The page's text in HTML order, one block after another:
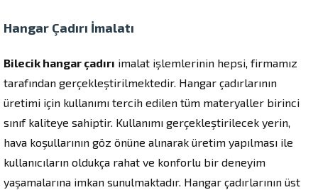
Hangar Çadırı İmalatı
Bilecik hangar çadırı imalat işlemlerinin hepsi, firmamız
tarafından gerçekleştirilmektedir. Hangar çadırlarının
üretimi için kullanımı tercih edilen tüm materyaller birinci
sınıf kaliteye sahiptir. Kullanımı gerçekleştirilecek yerin,
hava koşullarının göz önüne alınarak üretim yapılması ile
kullanıcıların oldukça rahat ve konforlu bir deneyim
yaşamalarına imkan sunulmaktadır. Hangar çadırlarının üst